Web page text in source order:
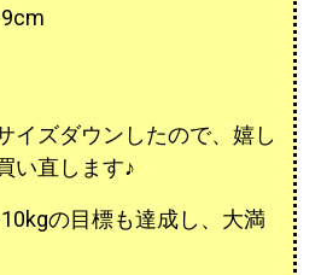
イズダウンしたので、嬉し
い直します♪
の目標も達成し、大満